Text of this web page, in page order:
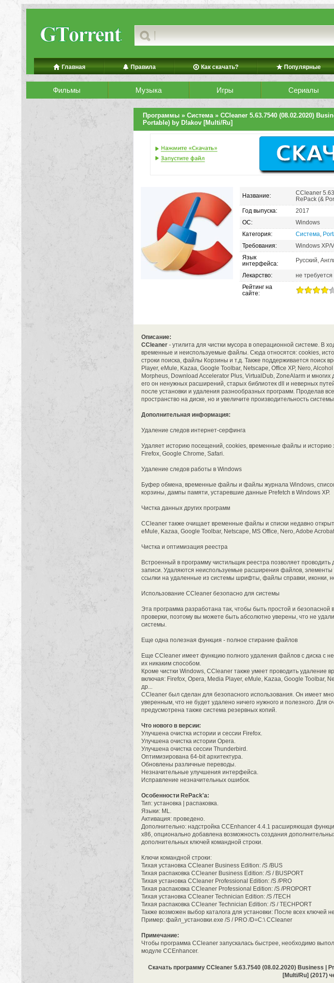
Главная Правила Как скачать? Популярные
Фильмы Музыка Игры Сериалы
Программы » Система» CCleaner 5.63.7540 (08.02.2020)
Portable) by D!akov [Multi/Ru]
Название:
CCleaner
RePack (&
Год выпуска:
2017
ОС:
Windows
Категория:
Система,
Требования:
Windows XP/
Язык
интерфейса:
Русский,
Лекарство:
не требуется
Рейтинг на
сайте:
Описание:
CCleaner - утилита для чистки мусора в операционной системе. В
временные и неиспользуемые файлы. Сюда относятся: cookies,
строки поиска, файлы Корзины и т.д. Также поддерживается поиск
Player, eMule, Kazaa, Google Toolbar, Netscape, Office XP, Nero,
Morpheus, Download Accelerator Plus, VirtualDub, ZoneAlarm и многих
его он ненужных расширений, старых библиотек dll и неверных
после установки и удаления разнообразных программ. Проделав
пространство на диске, но и увеличите производительность
Дополнительная информация:
Удаление следов интернет-серфинга
Удаляет историю посещений, cookies, временные файлы и историю
Firefox, Google Chrome, Safari.
Удаление следов работы в Windows
Буфер обмена, временные файлы и файлы журнала Windows,
корзины, дампы памяти, устаревшие данные Prefetch в Windows XP.
Чистка данных других программ
CCleaner также очищает временные файлы и списки недавно
eMule, Kazaa, Google Toolbar, Netscape, MS Office, Nero, Adobe
Чистка и оптимизация реестра
Встроенный в программу чистильщик реестра позволяет
записи. Удаляются неиспользуемые расширения файлов, элементы
ссылки на удаленные из системы шрифты, файлы справки, иконки,
Использование CCleaner безопасно для системы
Эта программа разработана так, чтобы быть простой и безопасной
проверки, поэтому вы можете быть абсолютно уверены, что не
системы.
Еще одна полезная функция - полное стирание файлов
Еще CCleaner имеет функцию полного удаления файлов с диска с
их никаким способом.
Кроме чистки Windows, CCleaner также умеет проводить удаление
включая: Firefox, Opera, Media Player, eMule, Kazaa, Google Toolbar,
др...
CCleaner был сделан для безопасного использования. Он имеет
уверенным, что не будет удалено ничего нужного и полезного. Для
предусмотрена также система резервных копий.
Что нового в версии:
Улучшена очистка истории и сессии Firefox.
Улучшена очистка истории Opera.
Улучшена очистка сессии Thunderbird.
Оптимизирована 64-bit архитектура.
Обновлены различные переводы.
Незначительные улучшения интерфейса.
Исправление незначительных ошибок.
Особенности RePack'a:
Тип: установка | распаковка.
Языки: ML.
Активация: проведено.
Дополнительно: надстройка CCEnhancer 4.4.1 расширяющая
х86, опционально добавлена возможность создания
дополнительных ключей командной строки.
Ключи командной строки:
Тихая установка CCleaner Business Edition: /S /BUS
Тихая распаковка CCleaner Business Edition: /S / BUSPORT
Тихая установка CCleaner Professional Edition: /S /PRO
Тихая распаковка CCleaner Professional Edition: /S /PROPORT
Тихая установка CCleaner Technician Edition: /S /TECH
Тихая распаковка CCleaner Technician Edition: /S / TECHPORT
Также возможен выбор каталога для установки: После всех ключей
Пример: файл_установки.exe /S / PRO /D=C:\ CCleaner
Примечание:
Чтобы программа CCleaner запускалась быстрее, необходимо
модуле CCEnhancer.
Скачать программу CCleaner 5.63.7540 (08.02.2020) Business |
[Multi/Ru] (2017)